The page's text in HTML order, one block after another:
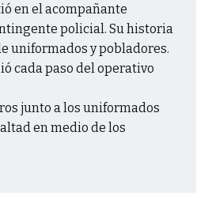
en el acompañante
policial. Su historia
uniformados y pobladores.
cada paso del operativo
junto a los uniformados
en medio de los